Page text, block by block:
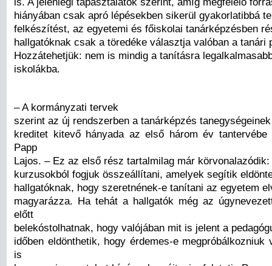
hiányában csak apró lépésekben sikerül gyakorlatibbá
felkészítést, az egyetemi és főiskolai tanárképzésben
hallgatóknak csak a töredéke választja valóban a tanári
Hozzátehetjük: nem is mindig a tanításra
iskolákba.
– A kormányzati tervek
szerint az új rendszerben a tanárképzés
kreditet kitevő hányada az első három év tantervébe
Papp
Lajos. – Ez az első rész tartalmilag már körvonalazódik:
kurzusokból fogjuk összeállítani, amelyek segítik
hallgatóknak, hogy szeretnének-e tanítani az egyetem
magyarázza. Ha tehát a hallgatók még az
előtt
belekóstolhatnak, hogy valójában mit is jelent a
időben eldönthetik, hogy érdemes-e megpróbálkozniuk
is